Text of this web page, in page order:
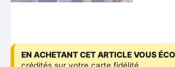
EN ACHETANT CET ARTICLE VOUS